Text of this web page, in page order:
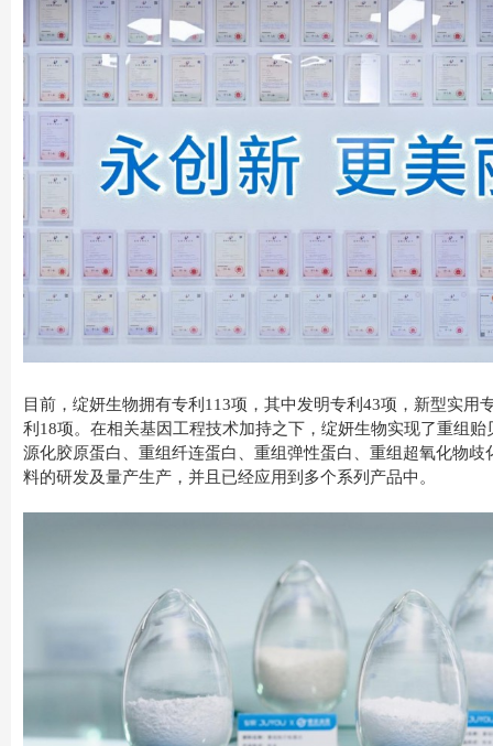
目前，绽妍生物拥有专利113项，其中发明专利43项，新型实用
利18项。在相关基因工程技术加持之下，绽妍生物实现了重组贻
源化胶原蛋白、重组纤连蛋白、重组弹性蛋白、重组超氧化物歧
料的研发及量产生产，并且已经应用到多个系列产品中。